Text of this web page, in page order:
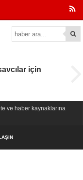
için
ve haber kaynaklarına